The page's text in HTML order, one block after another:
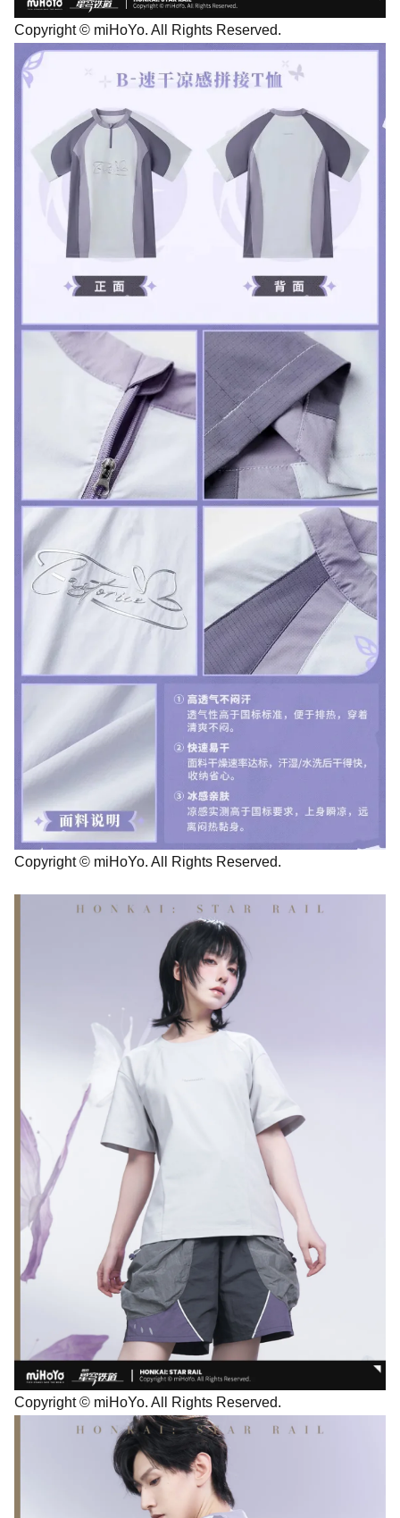
Copyright © miHoYo. All Rights Reserved.
Copyright © miHoYo. All Rights Reserved.
Copyright © miHoYo. All Rights Reserved.